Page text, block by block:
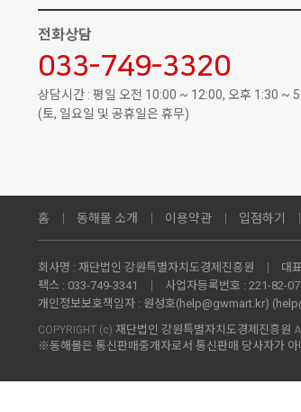
전화상담
033-749-3320
상담시간 : 평일 오전 10:00 ~ 12:00, 오후 1:30 ~
(토, 일요일 및 공휴일은 휴무)
홈 동해몰 소개 이용약관 입점하기
회사명 : 재단법인 강원특별자치도경제진흥원 대
팩스 : 033-749-3341 사업자등록번호 : 221-82-
개인정보보호책임자 : 원성호(help@gwmart.kr) (
COPYRIGHT (c) 재단법인 강원특별자치도경제진흥원
※동해몰은 통신판매중개자로서 통신판매 당사자가